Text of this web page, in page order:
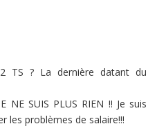
TS ? La dernière datant du
NE SUIS PLUS RIEN !! Je suis
les problèmes de salaire!!!